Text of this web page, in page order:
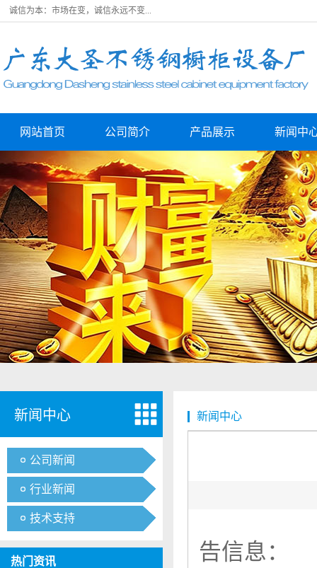
诚信为本：市场在变，诚信永远不变...
网站首页 公司简介 产品展示 新闻中
新闻中心
公司新闻
行业新闻
技术支持
热门资讯
新闻中心
告信息：